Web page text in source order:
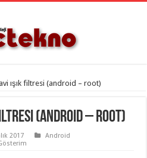
ışık filtresi (android – root)
(android – root)
2017
Android